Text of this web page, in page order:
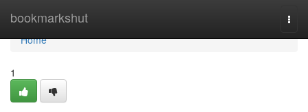
bookmarkshut
Home
Home
1